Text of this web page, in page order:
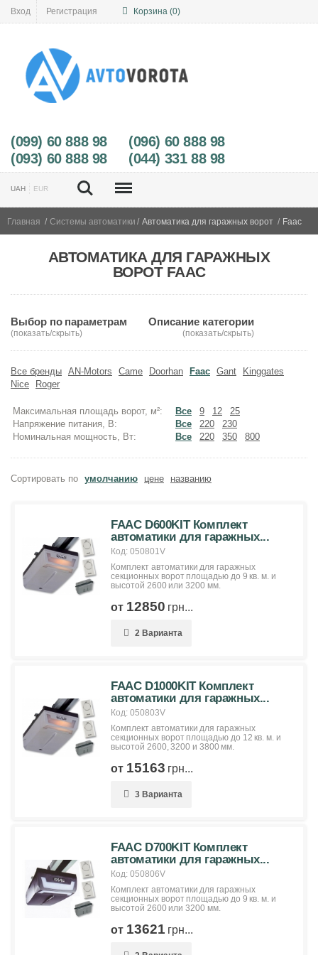
Вход Регистрация Корзина (0)
(099) 60 888 98
(‎093) 60 888 98
(096) 60 888 98
(044) 331 88 98
UAH EUR
Поиск
Главная Системы автоматики Автоматика для гаражных ворот Faac
АВТОМАТИКА ДЛЯ ГАРАЖНЫХ
ВОРОТ FAAC
Выбор по параметрам
(показать/скрыть)
Описание категории
(показать/скрыть)
Все бренды AN-Motors Came Doorhan Faac Gant
Kinggates
Nice
Roger
Максимальная площадь ворот, м²: Все 9 12
25
Напряжение питания, В:
Все 220
230
Номинальная мощность, Вт:
Все 220 350 800
Сортировать по умолчанию цене названию
FAAC D600KIT Комплект
автоматики для гаражных...
Код: 050801V
Комплект автоматики для гаражных
секционных ворот площадью до 9 кв. м. и
высотой 2600 или 3200 мм.
от 12850 грн...
2 Варианта
FAAC D1000KIT Комплект
автоматики для гаражных...
Код: 050803V
Комплект автоматики для гаражных
секционных ворот площадью до 12 кв. м. и
высотой 2600, 3200 и 3800 мм.
от 15163 грн...
3 Варианта
FAAC D700KIT Комплект
автоматики для гаражных...
Код: 050806V
Комплект автоматики для гаражных
секционных ворот площадью до 9 кв. м. и
высотой 2600 или 3200 мм.
от 13621 грн...